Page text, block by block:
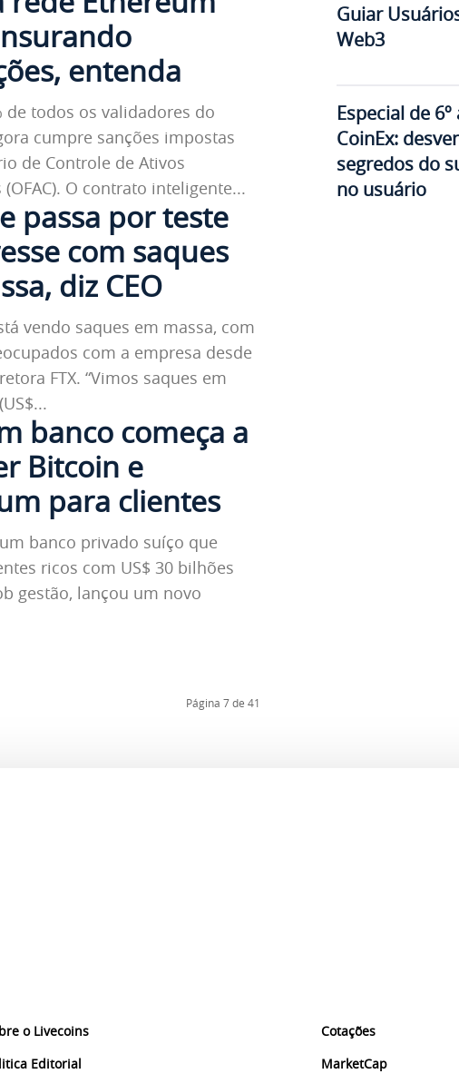
entenda
de todos os validadores do
cumpre sanções impostas
de Controle de Ativos
O contrato inteligente...
passa por teste
com saques
diz CEO
vendo saques em massa, com
com a empresa desde
“Vimos saques em
banco começa a
Bitcoin e
para clientes
banco privado suíço que
ricos com US$ 30 bilhões
gestão, lançou um novo
Página 7 de 41
Guiar
Web3
Especial de
CoinEx:
segredos do
no usuário
o Livecoins
Editorial
Cotações
MarketCap